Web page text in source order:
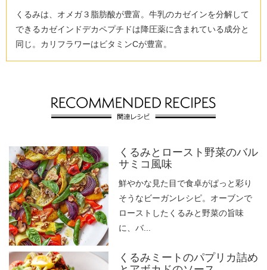
くるみは、オメガ３脂肪酸が豊富。牛乳のカゼインを分解して
できるカゼインドデカペプチドは降圧薬に含まれている成分と
同じ。カリフラワーはビタミンCが豊富。
くるみとロースト野菜のバル
サミコ風味
鮮やかな見た目で食卓がぱっと彩り
そうなビーガンレシピ。オーブンで
ローストしたくるみと野菜の旨味
に、バ...
くるみミートのパプリカ詰め